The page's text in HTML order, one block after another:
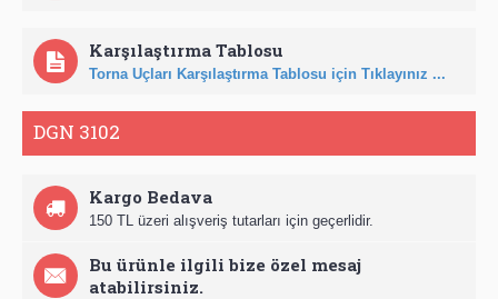
Karşılaştırma Tablosu
Torna Uçları Karşılaştırma Tablosu için Tıklayınız ...
DGN 3102
Kargo Bedava
150 TL üzeri alışveriş tutarları için geçerlidir.
Bu ürünle ilgili bize özel mesaj
atabilirsiniz.